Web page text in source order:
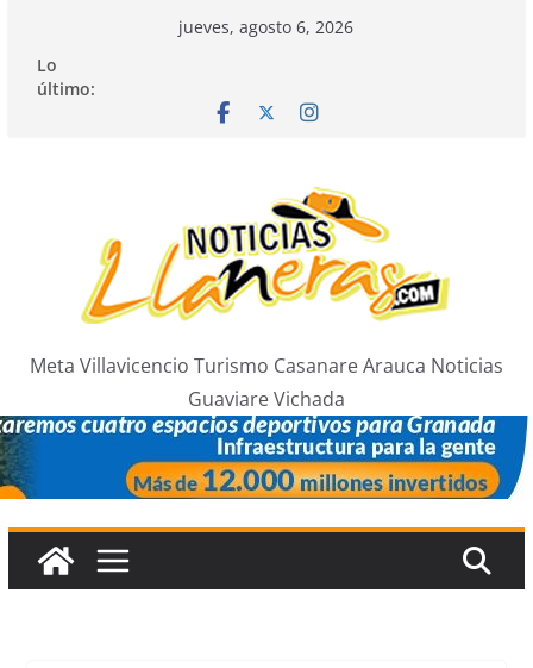
contenido
jueves, agosto 6, 2026
Lo
último:
Meta Villavicencio Turismo Casanare Arauca Noticias
Guaviare Vichada